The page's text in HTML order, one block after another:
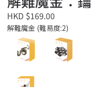
HKD $169.00
解難魔金 (難易度:2)